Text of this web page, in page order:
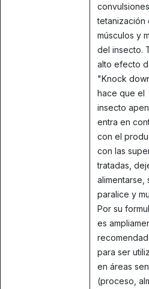
convulsiones,
tetanización
músculos y
del insecto.
alto efecto
"Knock
hace que el
insecto
entra en
con el
con las
tratadas,
alimentarse,
paralice y
Por su
es
para ser
en áreas
(proceso,